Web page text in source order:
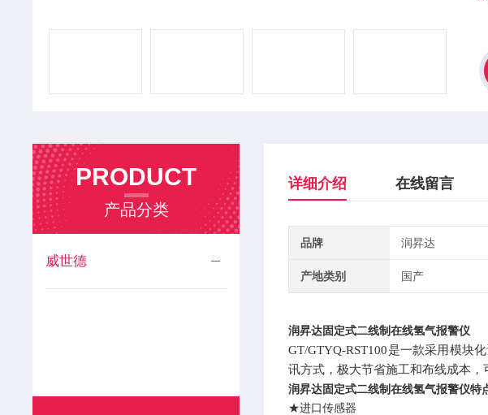
PRODUCT
产品分类
威世德
详细介绍 在线留言
品牌 润昇达
产地类别 国产
润昇达固定式二线制在线氢气报警仪
GT/GTYQ-RST100是一款采用模块
讯方式，极大节省施工和布线成本
润昇达固定式二线制在线氢气报警仪特
★进口传感器